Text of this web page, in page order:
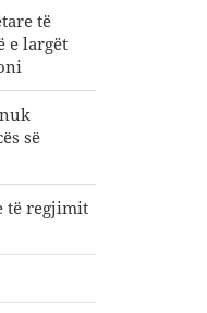
të
e largët
së
të regjimit